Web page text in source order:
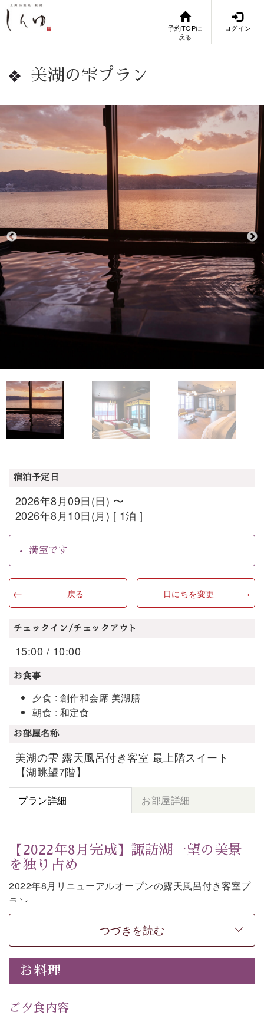
予約TOPに
戻る
ログイン
美湖の雫プラン
宿泊予定日
2026年8月09日(日) 〜
2026年8月10日(月) [ 1泊 ]
満室です
戻る 日にちを変更
チェックイン/チェックアウト
15:00 / 10:00
お食事
夕食 : 創作和会席 美湖膳
朝食 : 和定食
お部屋名称
美湖の雫 露天風呂付き客室 最上階スイート
【湖眺望7階】
プラン詳細 お部屋詳細
【2022年8月完成】諏訪湖一望の美景
を独り占め
2022年8月リニューアルオープンの露天風呂付き客室プ
ラン。
お部屋の露天風呂で清らかな源泉に抱かれながら、眼下
に広がる諏訪湖を一望いただけます。
上質な装飾を施した和モダンのお部屋は段差がない等の
使いやすさにも配慮しました。
時の移り変わりとともに刻々と変わる諏訪湖を眺めなが
つづきを読む
お料理
ご夕食内容